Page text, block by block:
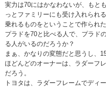
実力は70にはかなわないが、もと
っとファミリーにも受け入れられ
乗れるものをということで作られた
プラドを70と比べる人で、プラド
る人がいるのだろうか？
まぁ、かなりの変態だと思うし、
ほどんどのオーナーは、ラダーフ
だろう。
トヨタは、ラダーフレームでディ